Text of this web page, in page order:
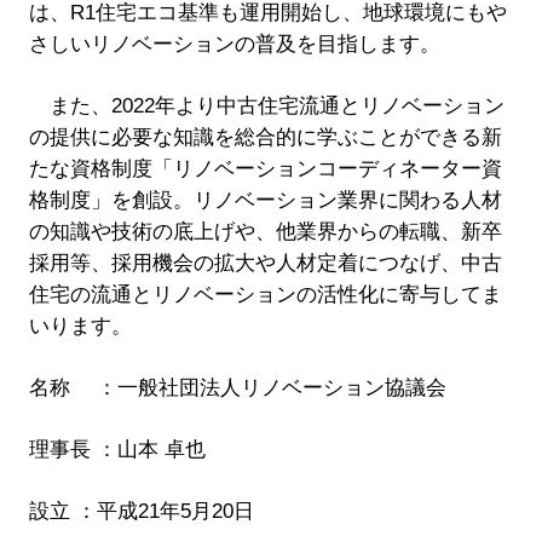
は、R1住宅エコ基準も運用開始し、地球環境にもや
さしいリノベーションの普及を目指します。
また、2022年より中古住宅流通とリノベーション
の提供に必要な知識を総合的に学ぶことができる新
たな資格制度「リノベーションコーディネーター資
格制度」を創設。リノベーション業界に関わる人材
の知識や技術の底上げや、他業界からの転職、新卒
採用等、採用機会の拡大や人材定着につなげ、中古
住宅の流通とリノベーションの活性化に寄与してま
いります。
名称 ：一般社団法人リノベーション協議会
理事長 ：山本 卓也
設立 ：平成21年5月20日